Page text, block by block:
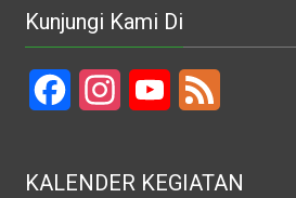
Kunjungi Kami Di
FacebookInstagramYouTube
KALENDER KEGIATAN